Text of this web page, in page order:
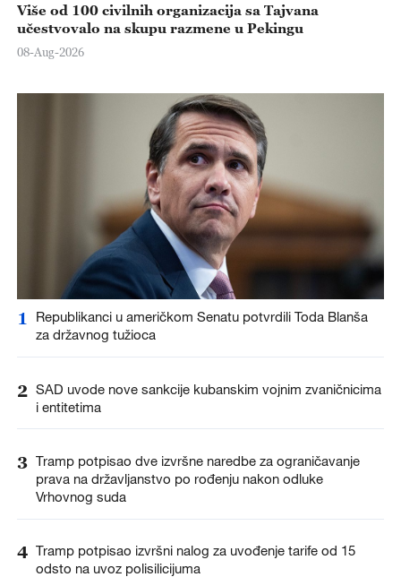
Više od 100 civilnih organizacija sa Tajvana
učestvovalo na skupu razmene u Pekingu
08-Aug-2026
1
Republikanci u američkom Senatu potvrdili Toda Blanša
za državnog tužioca
2 SAD uvode nove sankcije kubanskim vojnim zvaničnicima
i entitetima
3 Tramp potpisao dve izvršne naredbe za ograničavanje
prava na državljanstvo po rođenju nakon odluke
Vrhovnog suda
4 Tramp potpisao izvršni nalog za uvođenje tarife od 15
odsto na uvoz polisilicijuma